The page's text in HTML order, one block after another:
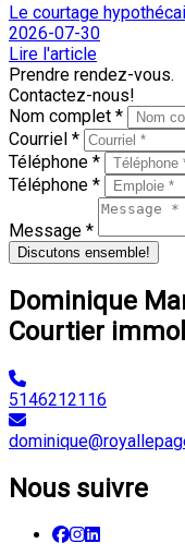
Le courtage
2026-07-30
Lire l'article
Prendre rendez-vous.
Contactez-nous!
Nom complet *
Courriel *
Téléphone *
Téléphone *
Message *
Discutons ensemble!
Dominique
Courtier
5146212116
Nous suivre